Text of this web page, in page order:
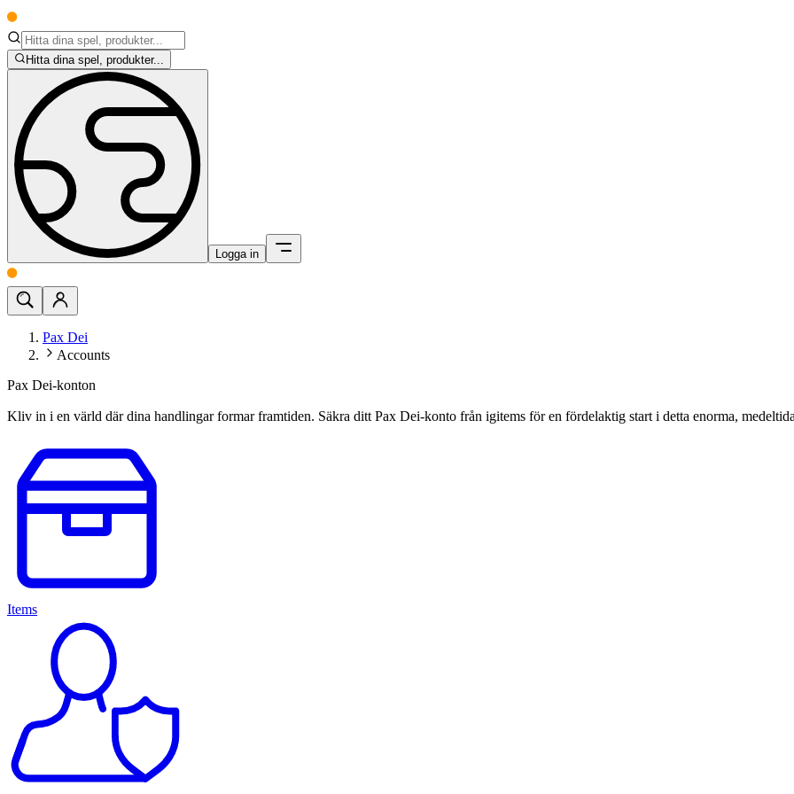
Hitta dina spel, produkter...
Logga in
Pax Dei
Accounts
Pax Dei-konton
Kliv in i en värld där dina handlingar formar framtiden. Säkra ditt Pax Dei-konto från igitems för en fördelaktig start i detta enorma,
Items